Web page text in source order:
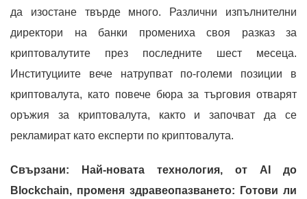
да изостане твърде много. Различни изпълнителни
директори на банки промениха своя разказ за
криптовалутите през последните шест месеца.
Институциите вече натрупват по-големи позиции в
криптовалута, като повече бюра за търговия отварят
оръжия за криптовалута, както и започват да се
рекламират като експерти по криптовалута.
Свързани: Най-новата технология, от AI до
Blockchain, променя здравеопазването: Готови ли